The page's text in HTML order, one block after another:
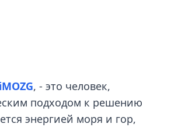
, - это человек,
подходом к решению
энергией моря и гор,